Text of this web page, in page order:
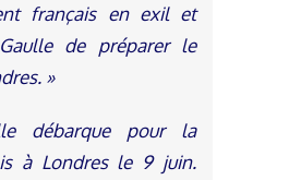
français en exil et
de préparer le
»
débarque pour la
à Londres le 9 juin.